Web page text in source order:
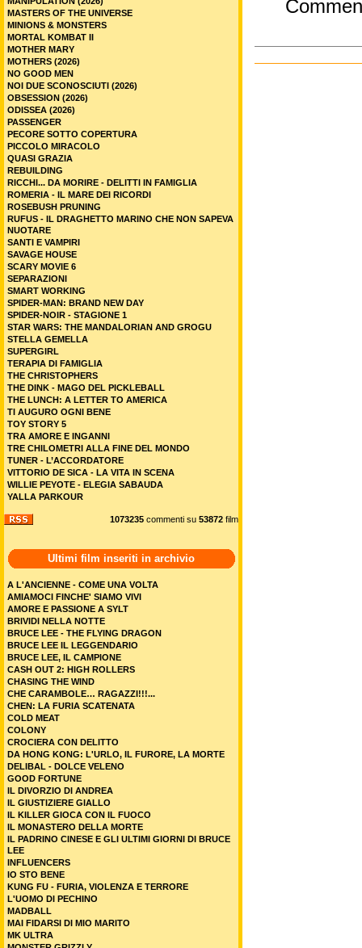
MASTERS OF THE UNIVERSE
MINIONS & MONSTERS
MORTAL KOMBAT II
MOTHER MARY
MOTHERS (2026)
NO GOOD MEN
NOI DUE SCONOSCIUTI (2026)
OBSESSION (2026)
ODISSEA (2026)
PASSENGER
PECORE SOTTO COPERTURA
PICCOLO MIRACOLO
QUASI GRAZIA
REBUILDING
RICCHI... DA MORIRE - DELITTI IN FAMIGLIA
ROMERIA - IL MARE DEI RICORDI
ROSEBUSH PRUNING
RUFUS - IL DRAGHETTO MARINO CHE NON SAPEVA
NUOTARE
SANTI E VAMPIRI
SAVAGE HOUSE
SCARY MOVIE 6
SEPARAZIONI
SMART WORKING
SPIDER-MAN: BRAND NEW DAY
SPIDER-NOIR - STAGIONE 1
STAR WARS: THE MANDALORIAN AND GROGU
STELLA GEMELLA
SUPERGIRL
TERAPIA DI FAMIGLIA
THE CHRISTOPHERS
THE DINK - MAGO DEL PICKLEBALL
THE LUNCH: A LETTER TO AMERICA
TI AUGURO OGNI BENE
TOY STORY 5
TRA AMORE E INGANNI
TRE CHILOMETRI ALLA FINE DEL MONDO
TUNER - L’ACCORDATORE
VITTORIO DE SICA - LA VITA IN SCENA
WILLIE PEYOTE - ELEGIA SABAUDA
YALLA PARKOUR
1073235 commenti su 53872 film
Ultimi film inseriti in archivio
A L'ANCIENNE - COME UNA VOLTA
AMIAMOCI FINCHE' SIAMO VIVI
AMORE E PASSIONE A SYLT
BRIVIDI NELLA NOTTE
BRUCE LEE - THE FLYING DRAGON
BRUCE LEE IL LEGGENDARIO
BRUCE LEE, IL CAMPIONE
CASH OUT 2: HIGH ROLLERS
CHASING THE WIND
CHE CARAMBOLE… RAGAZZI!!!...
CHEN: LA FURIA SCATENATA
COLD MEAT
COLONY
CROCIERA CON DELITTO
DA HONG KONG: L'URLO, IL FURORE, LA MORTE
DELIBAL - DOLCE VELENO
GOOD FORTUNE
IL DIVORZIO DI ANDREA
IL GIUSTIZIERE GIALLO
IL KILLER GIOCA CON IL FUOCO
IL MONASTERO DELLA MORTE
IL PADRINO CINESE E GLI ULTIMI GIORNI DI BRUCE
LEE
INFLUENCERS
IO STO BENE
KUNG FU - FURIA, VIOLENZA E TERRORE
L'UOMO DI PECHINO
MADBALL
MAI FIDARSI DI MIO MARITO
MK ULTRA